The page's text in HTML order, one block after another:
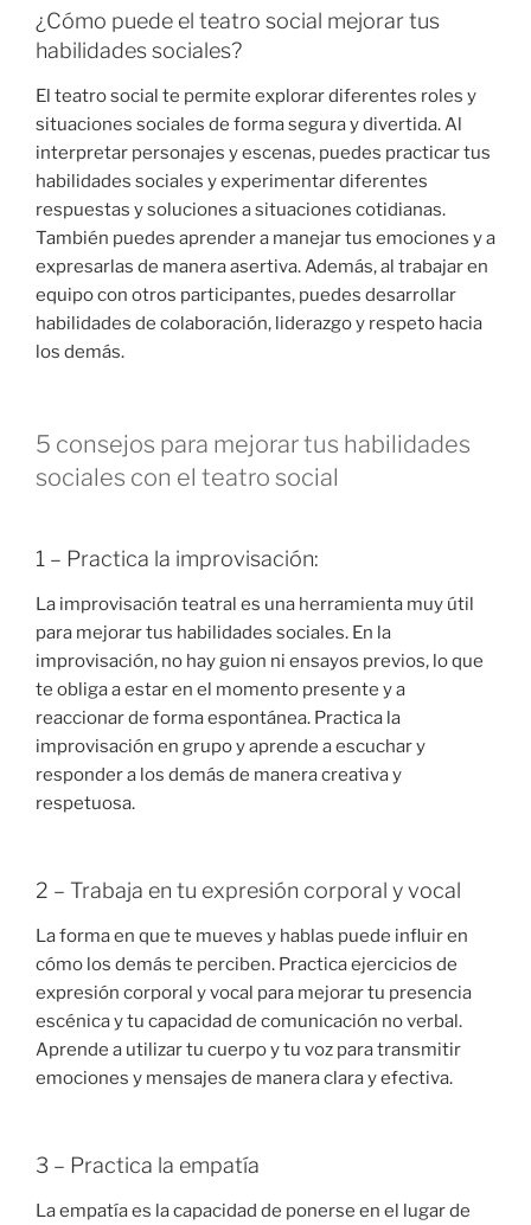
¿Cómo puede el teatro social mejorar tus
habilidades sociales?
El teatro social te permite explorar diferentes roles y
situaciones sociales de forma segura y divertida. Al
interpretar personajes y escenas, puedes practicar tus
habilidades sociales y experimentar diferentes
respuestas y soluciones a situaciones cotidianas.
También puedes aprender a manejar tus emociones y a
expresarlas de manera asertiva. Además, al trabajar en
equipo con otros participantes, puedes desarrollar
habilidades de colaboración, liderazgo y respeto hacia
los demás.
5 consejos para mejorar tus habilidades
sociales con el teatro social
1 – Practica la improvisación:
La improvisación teatral es una herramienta muy útil
para mejorar tus habilidades sociales. En la
improvisación, no hay guion ni ensayos previos, lo que
te obliga a estar en el momento presente y a
reaccionar de forma espontánea. Practica la
improvisación en grupo y aprende a escuchar y
responder a los demás de manera creativa y
respetuosa.
2 – Trabaja en tu expresión corporal y vocal
La forma en que te mueves y hablas puede influir en
cómo los demás te perciben. Practica ejercicios de
expresión corporal y vocal para mejorar tu presencia
escénica y tu capacidad de comunicación no verbal.
Aprende a utilizar tu cuerpo y tu voz para transmitir
emociones y mensajes de manera clara y efectiva.
3 – Practica la empatía
La empatía es la capacidad de ponerse en el lugar de